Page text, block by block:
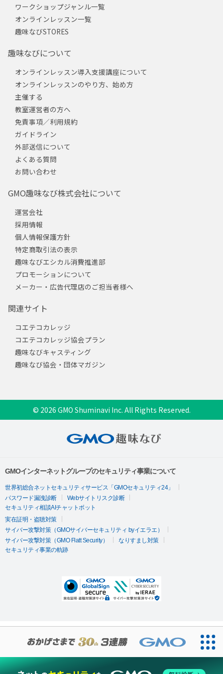
ワークショップジャンル一覧
オンラインレッスン一覧
趣味なびSTORES
趣味なびについて
オンラインレッスン導入支援講座について
オンラインレッスンのやり方、始め方
主催する
教室運営者の方へ
免責事項／利用規約
ガイドライン
外部送信について
よくある質問
お問い合わせ
GMO趣味なび株式会社について
運営会社
採用情報
個人情報保護方針
特定商取引法の表示
趣味なびエシカル消費推進部
プロモーションについて
メーカー・広告代理店のご担当者様へ
関連サイト
コエテコカレッジ
コエテコカレッジ協会プラン
趣味なびキャスティング
趣味なび協会・団体マガジン
© 2026 GMO Shuminavi Inc. All Rights Reserved.